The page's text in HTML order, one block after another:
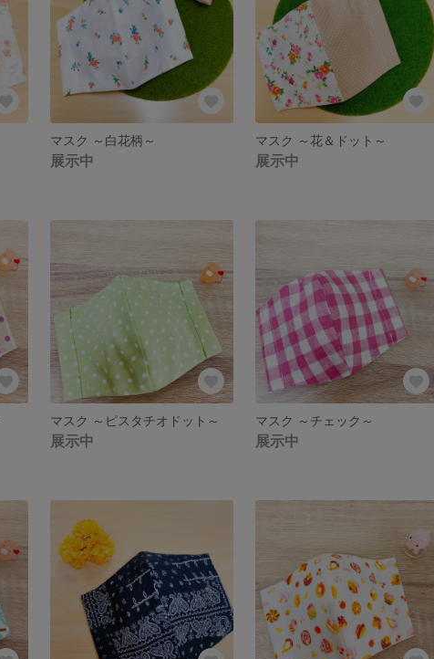
マスク ～白花柄～
展示中
マスク ～花＆ドット～
展示中
マスク ～ピスタチオドット～
展示中
マスク ～チェック～
展示中